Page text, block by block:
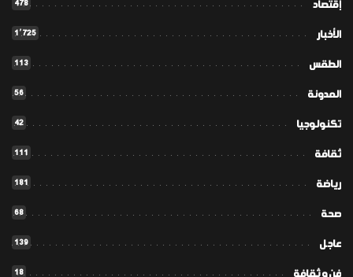
إقتصاد 478
الأخبار 1٬725
الطقس 113
المدونة 56
تكنولوجيا 42
ثقافة 111
رياضة 181
صحة 68
عاجل 139
فن و ثقافة 18